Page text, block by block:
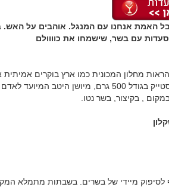
האמת אנחנו עם המנגל. אוהבים על האש.
מחלון המכונית כמו ארץ בוקרים אמיתית
הבשר הישראלי ''מיט מי''. מדובר בסטייק בגודל 500 גרם,
, בקיצור, בשר נטו.
לסיפוק מיידי של בשרים. בשבתות מתמלא